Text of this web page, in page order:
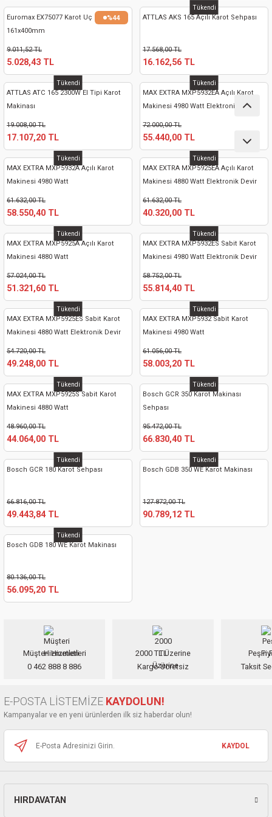
%44
Euromax EX75077 Karot Uç
161x400mm
9.011,52 TL
5.028,43 TL
Tükendi
ATTLAS AKS 165 Açılı Karot Sehpası
17.568,00 TL
16.162,56 TL
Tükendi
ATTLAS ATC 165 2300W El Tipi Karot
Makinası
19.008,00 TL
17.107,20 TL
Tükendi
MAX EXTRA MXP5932EA Açılı Karot
Makinesi 4980 Watt Elektronik Devir
72.000,00 TL
55.440,00 TL
Tükendi
MAX EXTRA MXP5932A Açılı Karot
Makinesi 4980 Watt
61.632,00 TL
58.550,40 TL
Tükendi
MAX EXTRA MXP5925EA Açılı Karot
Makinesi 4880 Watt Elektronik Devir
61.632,00 TL
40.320,00 TL
Tükendi
MAX EXTRA MXP5925A Açılı Karot
Makinesi 4880 Watt
57.024,00 TL
51.321,60 TL
Tükendi
MAX EXTRA MXP5932ES Sabit Karot
Makinesi 4980 Watt Elektronik Devir
58.752,00 TL
55.814,40 TL
Tükendi
MAX EXTRA MXP5925ES Sabit Karot
Makinesi 4880 Watt Elektronik Devir
54.720,00 TL
49.248,00 TL
Tükendi
MAX EXTRA MXP5932 Sabit Karot
Makinesi 4980 Watt
61.056,00 TL
58.003,20 TL
Tükendi
MAX EXTRA MXP5925S Sabit Karot
Makinesi 4880 Watt
48.960,00 TL
44.064,00 TL
Tükendi
Bosch GCR 350 Karot Makinası
Sehpası
95.472,00 TL
66.830,40 TL
Tükendi
Bosch GCR 180 Karot Sehpası
66.816,00 TL
49.443,84 TL
Tükendi
Bosch GDB 350 WE Karot Makinası
127.872,00 TL
90.789,12 TL
Tükendi
Bosch GDB 180 WE Karot Makinası
80.136,00 TL
56.095,20 TL
Müşteri Hizmetleri
0 462 888 8 886
2000 TL Üzerine
Kargo Ücretsiz
Peşin
Taksit
E-POSTA LİSTEMİZE KAYDOLUN!
Kampanyalar ve en yeni ürünlerden ilk siz haberdar olun!
KAYDOL
HIRDAVATAN